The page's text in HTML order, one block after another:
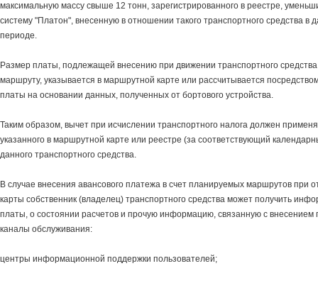
максимальную массу свыше 12 тонн, зарегистрированного в реестре,
систему "Платон", внесенную в отношении такого транспортного средства в
периоде.
Размер платы, подлежащей внесению при движении транспортного
маршруту, указывается в маршрутной карте или рассчитывается
платы на основании данных, полученных от бортового устройства.
Таким образом, вычет при исчислении транспортного налога должен
указанного в маршрутной карте или реестре (за соответствующий
данного транспортного средства.
В случае внесения авансового платежа в счет планируемых маршрутов при
карты собственник (владелец) транспортного средства может получить
платы, о состоянии расчетов и прочую информацию, связанную с внесением
каналы обслуживания:
центры информационной поддержки пользователей;